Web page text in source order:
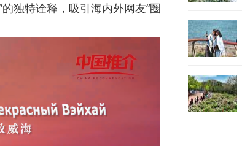
的独特诠释，吸引海内外网友“圈